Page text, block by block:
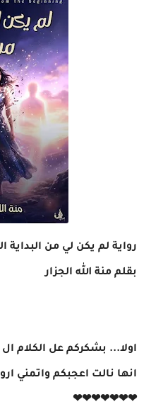
رواية لم يكن لي من البداية
بقلم منة الله الجزار
اولا... بشكركم عل الكلام ال
انها نالت اعجبكم واتمني
❤❤❤❤❤❤❤